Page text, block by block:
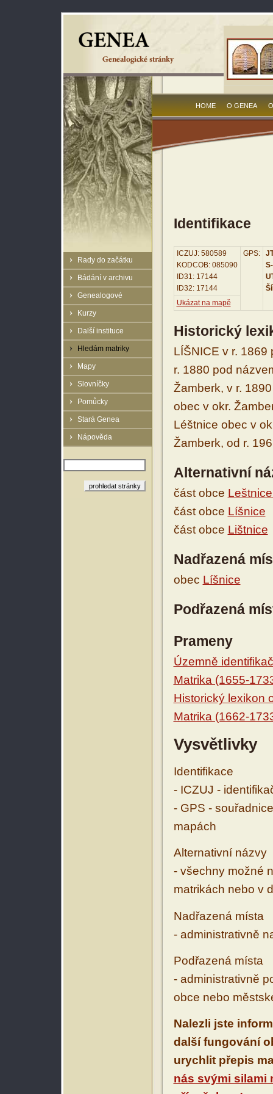
Rady do začátku
Bádání v archivu
Genealogové
Kurzy
Další instituce
Hledám matriky
Mapy
Slovníčky
Pomůcky
Stará Genea
Nápověda
HOME O GENEA
Identifikace
ICZUJ: 580589
KODCOB: 085090
ID31: 17144
ID32: 17144
GPS:
Ukázat na mapě
Historický
LÍŠNICE v r.
r. 1880 pod
Žamberk, v r.
obec v okr.
Léštnice obec v
Žamberk, od r.
Alternativní
část obce
část obce Líšnice
část obce Lištnice
Nadřazená
obec Líšnice
Podřazená
Prameny
Územně
Matrika (1655-
Historický lexikon
Matrika (1662-
Vysvětlivky
Identifikace
- ICZUJ -
- GPS -
mapách
Alternativní názvy
- všechny možné
matrikách nebo v
Nadřazená místa
- administrativně
Podřazená místa
- administrativně
obce nebo
Nalezli jste
další fungování
urychlit přepis
nás svými silami